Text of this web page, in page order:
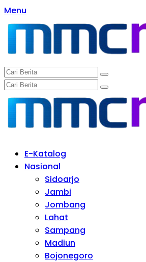
Langsung
ke
konten
Menu
E-Katalog
Nasional
Sidoarjo
Jambi
Jombang
Lahat
Sampang
Madiun
Bojonegoro